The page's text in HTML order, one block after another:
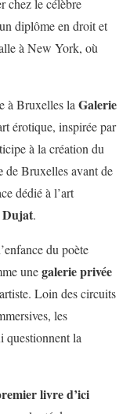
chez le célèbre
diplôme en droit et
à New York, où
à Bruxelles laGalerie
érotique, inspirée par
à la création du
de Bruxelles avant de
dédié à l’art
Dujat.
du poète
unegalerie privée
Loin des circuits
les
questionnent la
livre d’ici